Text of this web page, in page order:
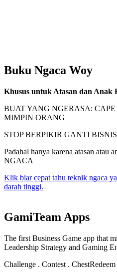
Buku Ngaca Woy
Khusus untuk Atasan dan Anak
BUAT YANG NGERASA:
MIMPIN ORANG
STOP BERPIKIR GANTI
Padahal hanya karena atasan
NGACA
Klik biar cepat tahu teknik ngaca
darah tinggi.
GamiTeam Apps
The first Business Game app that
Leadership Strategy and Gaming
Challenge . Contest . Chest